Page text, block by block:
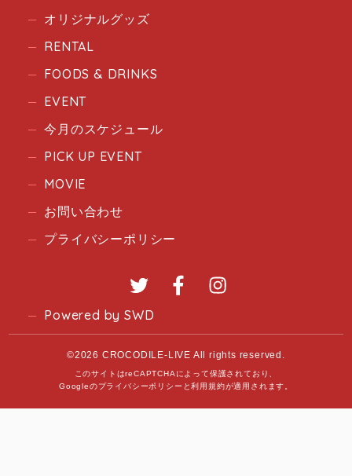
オリジナルグッズ
RENTAL
FOODS & DRINKS
EVENT
今月のスケジュール
PICK UP EVENT
MOVIE
お問い合わせ
プライバシーポリシー
Twitter Facebook
Powered by SWD
©2026 CROCODILE-LIVE All rights reserved.
このサイトはreCAPTCHAによって保護されており、
Googleのプライバシーポリシー と利用規約が適用されます。